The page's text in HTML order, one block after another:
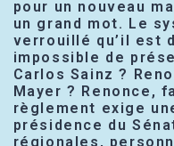
pour un nouveau
un grand mot. Le
verrouillé qu’il est
impossible de
Carlos Sainz ?
Mayer ? Renonce,
règlement exige
présidence du
régionales,